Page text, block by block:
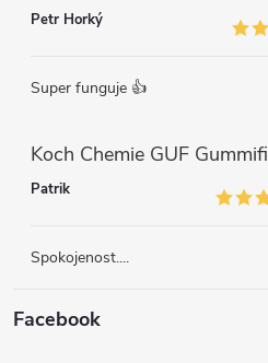
Petr Horký
Super funguje 👍
Patrik
Spokojenost....
Facebook